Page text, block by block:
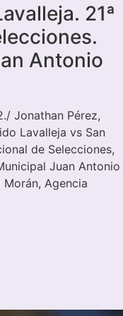
21ª
Antonio
Jonathan Pérez,
Lavalleja vs San
de Selecciones,
Juan Antonio
Morán, Agencia